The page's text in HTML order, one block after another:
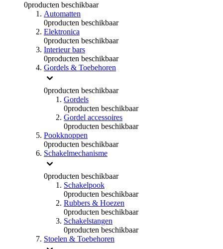
0producten beschikbaar
Automatten
0producten beschikbaar
Elektronica
0producten beschikbaar
Interieur bars
0producten beschikbaar
Gordels & Toebehoren
0producten beschikbaar
Gordels
0producten beschikbaar
Gordel accessoires
0producten beschikbaar
Pookknoppen
0producten beschikbaar
Schakelmechanisme
0producten beschikbaar
Schakelpook
0producten beschikbaar
Rubbers & Hoezen
0producten beschikbaar
Schakelstangen
0producten beschikbaar
Stoelen & Toebehoren